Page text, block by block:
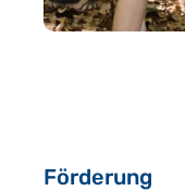
Förderung